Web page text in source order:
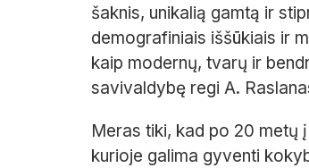
šaknis, unikalią gamtą ir
demografiniais iššūkiais ir
kaip modernų, tvarų ir
savivaldybę regi A.
Meras tiki, kad po 20 metų
kurioje galima gyventi